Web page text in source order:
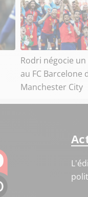
Rodri négocie
au FC Barcelone
Manchester City